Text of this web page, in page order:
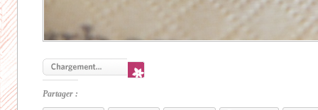
Partager :